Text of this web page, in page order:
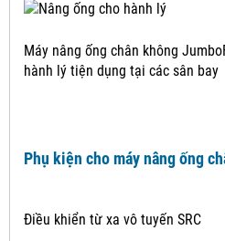
Máy nâng ống chân không
hành lý tiện dụng tại các sân bay
Phụ kiện cho máy nâng ống
Điều khiển từ xa vô tuyến SRC